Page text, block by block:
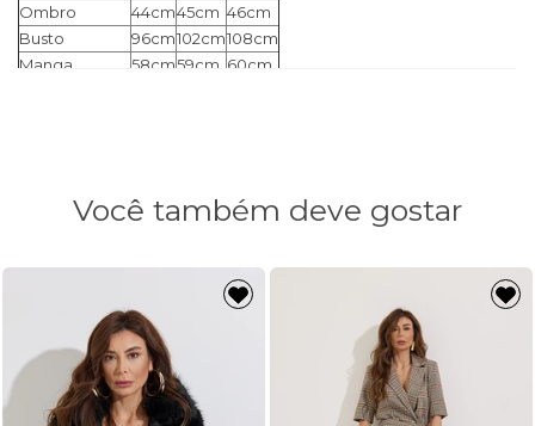
Ombro
44cm45cm 46cm
Busto
96cm102cm108cm
Manga
58cm59cm 60cm
Você também deve gostar